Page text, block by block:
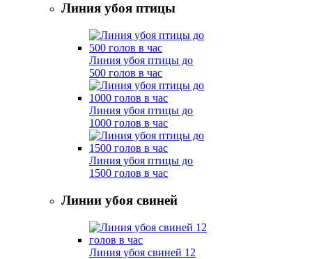
Линия убоя птицы
Линия убоя птицы до
500 голов в час
Линия убоя птицы до
1000 голов в час
Линия убоя птицы до
1500 голов в час
Линии убоя свиней
Линия убоя свиней 12